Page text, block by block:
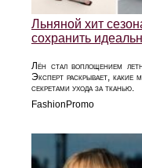
Льняной хит
сохранить
Лён стал воплощением
Эксперт раскрывает, какие
секретами ухода за тканью.
FashionPromo